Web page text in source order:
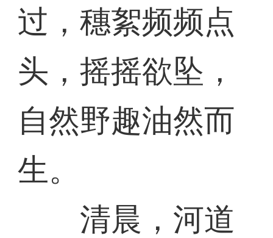
过，穗絮频频点
头，摇摇欲坠，
自然野趣油然而
生。
清晨，河道